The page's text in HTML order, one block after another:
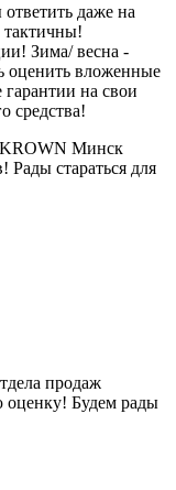
даже на
Зима/ весна -
оценить вложенные
на свои
средства!
KROWN Минск
стараться для
продаж
оценку! Будем рады